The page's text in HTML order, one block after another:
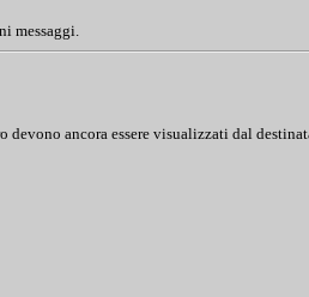
messaggi.
devono ancora essere visualizzati dal